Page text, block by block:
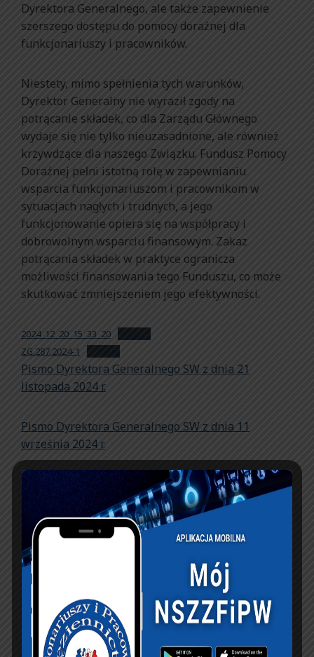
Dyrektora Generalnego, ale także zapewnienie
szerszego dostępu do pomocy doraźnej dla
funkcjonariuszy i pracowników.
Niestety, mimo spełnienia tych warunków,
Dyrektor Generalny nie wyraził zgody na
potrącanie składek, co dla Zarządu Głównego
wydaje się nie tylko nieuzasadnione, ale również
krzywdzące dla naszego Związku. Fundusz Pomocy
Doraźnej pełni istotną rolę w zapewnianiu
wsparcia funkcjonariuszom i pracownikom w
sytuacjach nagłych i trudnych, a jego
funkcjonowanie opiera się na współpracy i
dobrowolnym wsparciu finansowym. Zakaz
potrącania składek w praktyce ogranicza
możliwości finansowania tego Funduszu, co może
skutkować zmniejszeniem jego efektywności.
2024_12_20_15_33_20
ZG.287.2024-1
Pismo Dyrektora Generalnego SW z dnia 21
listopada 2024 r.
Pismo Dyrektora Generalnego SW z dnia 11
września 2024 r.
PREVIOUS ARTICLE
Życzenia
Narodzenia
Przewodniczącego
Zarządu Głównego
NSZZFiPW ws.
dobrowolnych
składek na FPD